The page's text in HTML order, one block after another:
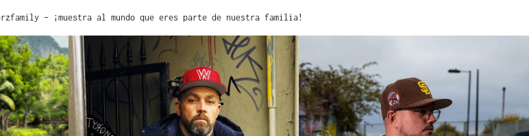
– ¡muestra al mundo que eres parte de nuestra familia!